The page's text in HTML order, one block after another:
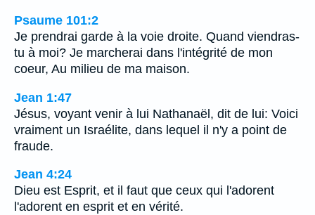
Psaume 101:2
Je prendrai garde à la voie droite. Quand viendras-
tu à moi? Je marcherai dans l'intégrité de mon
coeur, Au milieu de ma maison.
Jean 1:47
Jésus, voyant venir à lui Nathanaël, dit de lui: Voici
vraiment un Israélite, dans lequel il n'y a point de
fraude.
Jean 4:24
Dieu est Esprit, et il faut que ceux qui l'adorent
l'adorent en esprit et en vérité.